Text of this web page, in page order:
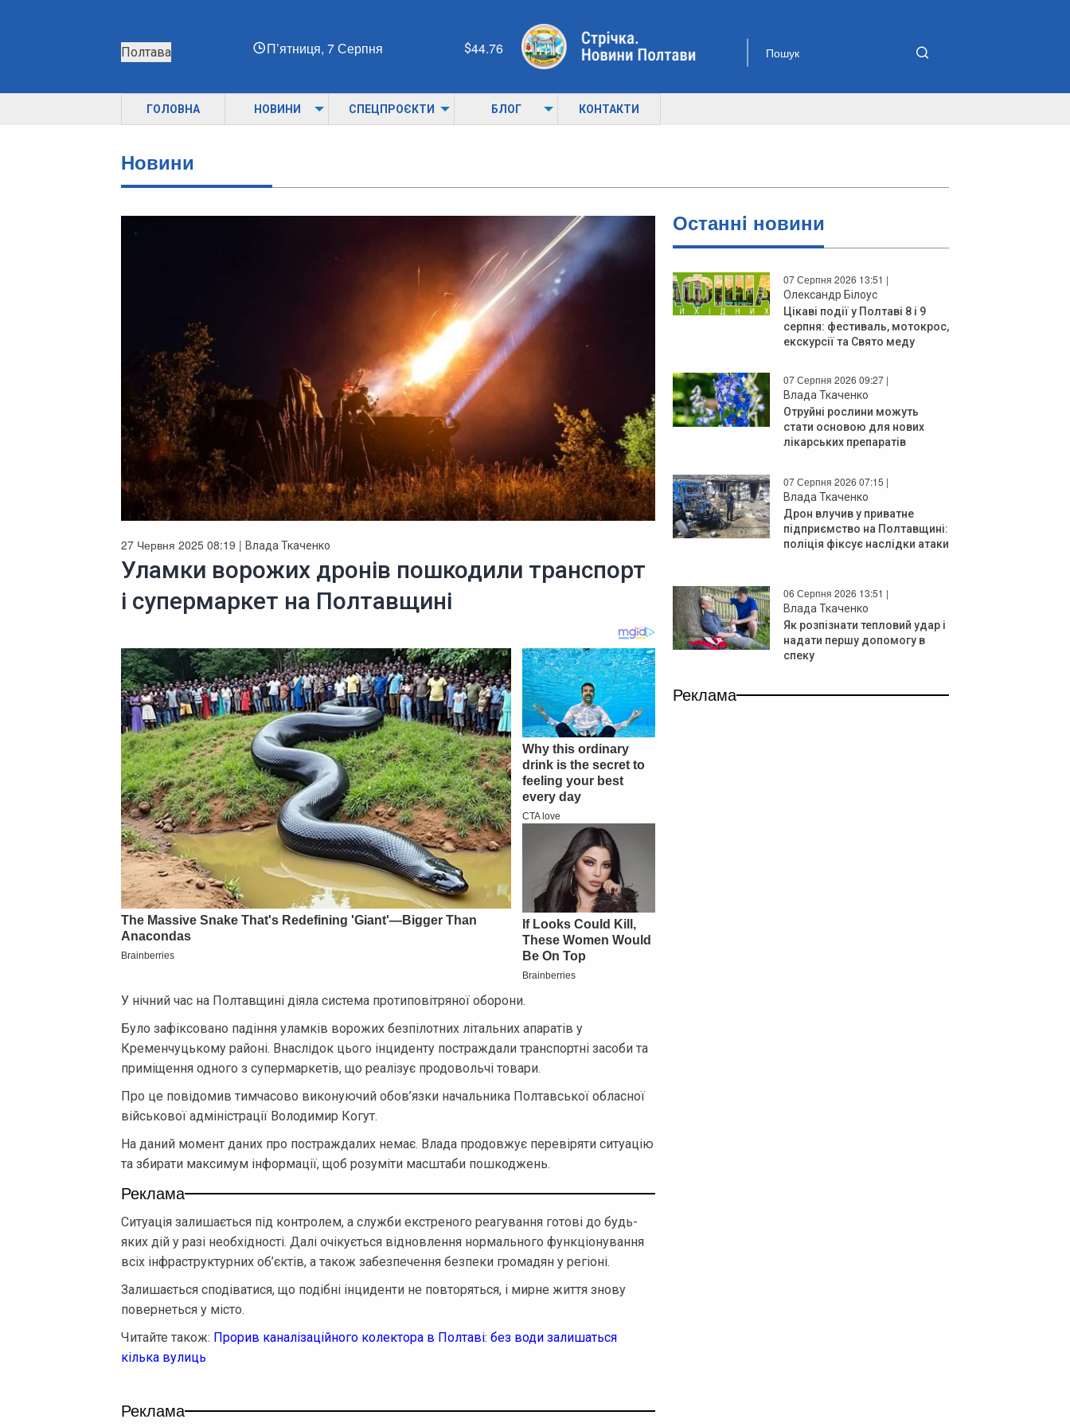
Полтава П’ятниця, 7 Серпня 44.76
ГОЛОВНА НОВИНИ СПЕЦПРОЄКТИ БЛОГ КОНТАКТИ
Новини
27 Червня 2025 08:19 | Влада Ткаченко
Уламки ворожих дронів пошкодили транспорт
і супермаркет на Полтавщині
У нічний час на Полтавщині діяла система протиповітряної оборони.
Було зафіксовано падіння уламків ворожих безпілотних літальних апаратів у
Кременчуцькому районі. Внаслідок цього інциденту постраждали транспортні засоби та
приміщення одного з супермаркетів, що реалізує продовольчі товари.
Про це повідомив тимчасово виконуючий обов’язки начальника Полтавської обласної
військової адміністрації Володимир Когут.
На даний момент даних про постраждалих немає. Влада продовжує перевіряти ситуацію
та збирати максимум інформації, щоб розуміти масштаби пошкоджень.
Реклама
Ситуація залишається під контролем, а служби екстреного реагування готові до будь-
яких дій у разі необхідності. Далі очікується відновлення нормального функціонування
всіх інфраструктурних об’єктів, а також забезпечення безпеки громадян у регіоні.
Залишається сподіватися, що подібні інциденти не повторяться, і мирне життя знову
повернеться у місто.
Читайте також: Прорив каналізаційного колектора в Полтаві: без води залишаться
кілька вулиць
Реклама
Останнi новини
07 Серпня 2026 13:51 |
Олександр Білоус
Цікаві події у Полтаві 8 і 9
серпня: фестиваль, мотокрос,
екскурсії та Свято меду
07 Серпня 2026 09:27 |
Влада Ткаченко
Отруйні рослини можуть
стати основою для нових
лікарських препаратів
07 Серпня 2026 07:15 |
Влада Ткаченко
Дрон влучив у приватне
підприємство на Полтавщині:
поліція фіксує наслідки атаки
06 Серпня 2026 13:51 |
Влада Ткаченко
Як розпізнати тепловий удар і
надати першу допомогу в
спеку
Реклама